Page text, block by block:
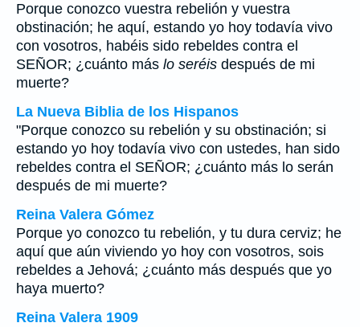
Porque conozco vuestra rebelión y vuestra
obstinación; he aquí, estando yo hoy todavía vivo
con vosotros, habéis sido rebeldes contra el
SEÑOR; ¿cuánto más lo seréis después de mi
muerte?
La Nueva Biblia de los Hispanos
"Porque conozco su rebelión y su obstinación; si
estando yo hoy todavía vivo con ustedes, han sido
rebeldes contra el SEÑOR; ¿cuánto más lo serán
después de mi muerte?
Reina Valera Gómez
Porque yo conozco tu rebelión, y tu dura cerviz; he
aquí que aún viviendo yo hoy con vosotros, sois
rebeldes a Jehová; ¿cuánto más después que yo
haya muerto?
Reina Valera 1909